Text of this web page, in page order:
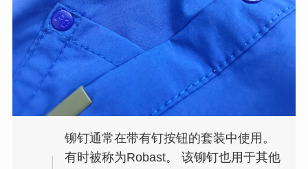
铆钉通常在带有钉按钮的套装中使用。
有时被称为Robast。 该铆钉也用于其他